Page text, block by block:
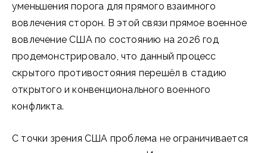
уменьшения порога для прямого взаимного
вовлечения сторон. В этой связи прямое военное
вовлечение США по состоянию на 2026 год
продемонстрировало, что данный процесс
скрытого противостояния перешёл в стадию
открытого и конвенционального военного
конфликта.
С точки зрения США проблема не ограничивается